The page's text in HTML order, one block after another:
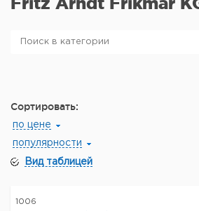
Сортировать:
по цене
популярности
Вид таблицей
1006